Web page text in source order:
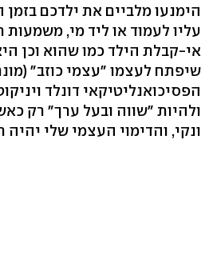
הימנעו מלביים את ילדכם בזמן
עליו לעמוד או ליד מי, משמעות
אי-קבלת הילד כמו שהוא וכן
שיפתח לעצמו "עצמי כוזב"
הפסיכואנליטיקאי דונלד
ולהיות "שווה ובעל ערך" רק
ונקי, והדימוי העצמי שלי יהיה